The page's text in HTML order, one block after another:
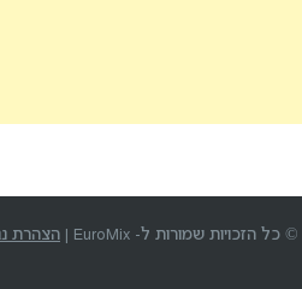
© כל הזכויות שמורות ל- EuroMix | הצהרת